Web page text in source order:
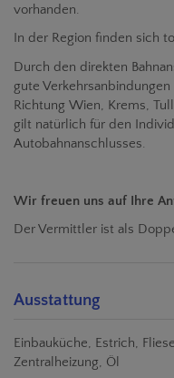
vorhanden.
In der Region finden sich
Durch den direkten
gute
Richtung Wien, Krems,
gilt natürlich für den
Autobahnanschlusses.
Wir freuen uns auf Ihre
Der Vermittler ist als
Ausstattung
Einbauküche Estrich
Zentralheizung Öl